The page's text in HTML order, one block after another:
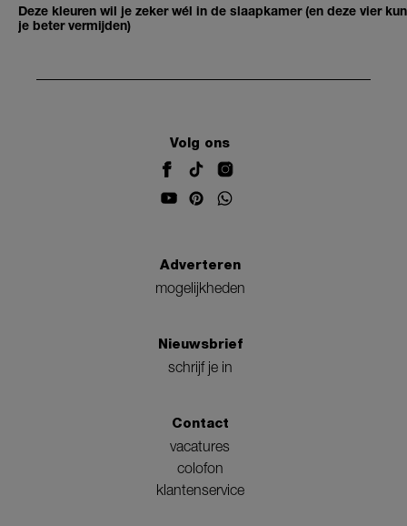
Deze kleuren wil je zeker wél in de slaapkamer (en deze vier kun
je beter vermijden)
Volg ons
Adverteren
mogelijkheden
Nieuwsbrief
schrijf je in
Contact
vacatures
colofon
klantenservice